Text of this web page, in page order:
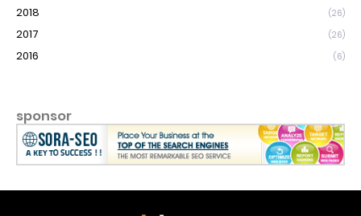
2018 (26)
2017 (26)
2016 (6)
sponsor